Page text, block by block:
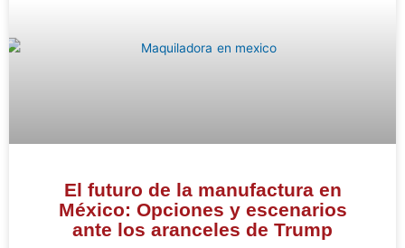
El futuro de la manufactura en
México: Opciones y escenarios
ante los aranceles de Trump